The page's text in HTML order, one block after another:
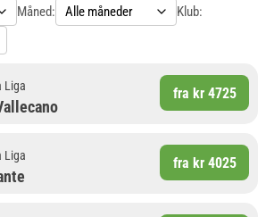
Måned: Klub:
Liga fra kr 4725
Liga fra kr 4025